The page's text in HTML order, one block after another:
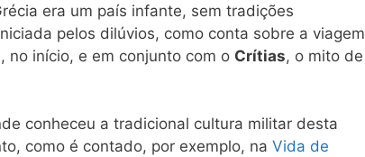
era um país infante, sem tradições
pelos dilúvios, como conta sobre a viagem
no início, e em conjunto com o Crítias, o mito de
conheceu a tradicional cultura militar desta
como é contado, por exemplo, na Vida de